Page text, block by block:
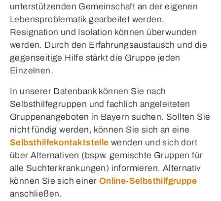
unterstützenden Gemeinschaft an der eigenen
Lebensproblematik gearbeitet werden.
Resignation und Isolation können überwunden
werden. Durch den Erfahrungsaustausch und die
gegenseitige Hilfe stärkt die Gruppe jeden
Einzelnen.
In unserer Datenbank können Sie nach
Selbsthilfegruppen und fachlich angeleiteten
Gruppenangeboten in Bayern suchen. Sollten Sie
nicht fündig werden, können Sie sich an eine
Selbsthilfekontaktstelle wenden und sich dort
über Alternativen (bspw. gemischte Gruppen für
alle Suchterkrankungen) informieren. Alternativ
können Sie sich einer Online-Selbsthilfgruppe
anschließen.